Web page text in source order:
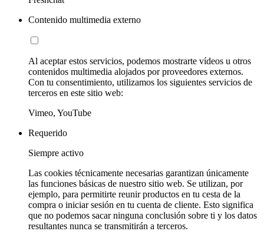
Contenido multimedia externo
Al aceptar estos servicios, podemos mostrarte vídeos u otros
contenidos multimedia alojados por proveedores externos.
Con tu consentimiento, utilizamos los siguientes servicios de
terceros en este sitio web:
Vimeo, YouTube
Requerido
Siempre activo
Las cookies técnicamente necesarias garantizan únicamente
las funciones básicas de nuestro sitio web. Se utilizan, por
ejemplo, para permitirte reunir productos en tu cesta de la
compra o iniciar sesión en tu cuenta de cliente. Esto significa
que no podemos sacar ninguna conclusión sobre ti y los datos
resultantes nunca se transmitirán a terceros.